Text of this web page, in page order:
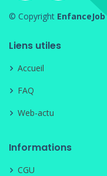
© Copyright EnfanceJob
Liens utiles
Accueil
FAQ
Web-actu
Informations
CGU